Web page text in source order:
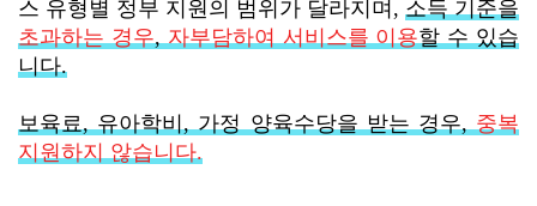
스 유형별 정부 지원의 범위가 달라지며, 소득 기준을
초과하는 경우,자부담하여 서비스를 이용할 수 있습
니다.
보육료, 유아학비, 가정 양육수당을 받는 경우,중복
지원하지 않습니다.